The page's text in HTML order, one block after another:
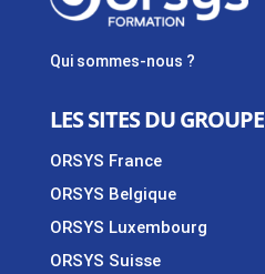
Qui sommes-nous ?
LES SITES DU GROUPE
ORSYS France
ORSYS Belgique
ORSYS Luxembourg
ORSYS Suisse